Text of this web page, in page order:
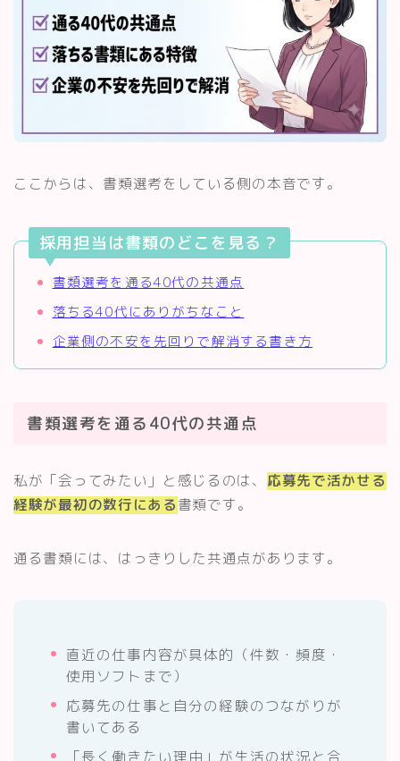
ここからは、書類選考をしている側の本音です。
採用担当は書類のどこを見る？
書類選考を通る40代の共通点
落ちる40代にありがちなこと
企業側の不安を先回りで解消する書き方
書類選考を通る40代の共通点
私が「会ってみたい」と感じるのは、 応募先で活かせる
経験が最初の数行にある書類です。
通る書類には、はっきりした共通点があります。
直近の仕事内容が具体的（件数・頻度・
使用ソフトまで）
応募先の仕事と自分の経験のつながりが
書いてある
「長く働きたい理由」が生活の状況と合